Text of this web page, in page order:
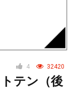
4 32420
テン（後